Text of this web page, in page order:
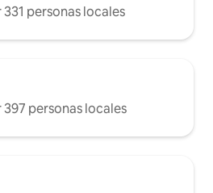
personas locales
personas locales